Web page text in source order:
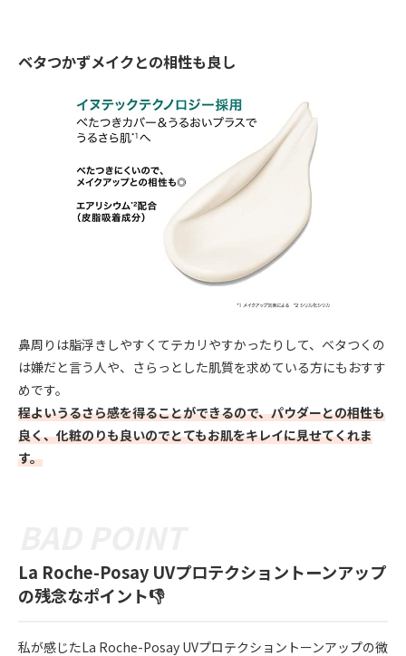
ベタつかずメイクとの相性も良し
鼻周りは脂浮きしやすくてテカリやすかったりして、ベタつくの
は嫌だと言う人や、さらっとした肌質を求めている方にもおすす
めです。
程よいうるさら感を得ることができるので、パウダーとの相性も
良く、化粧のりも良いのでとてもお肌をキレイに見せてくれま
す。
La Roche-Posay UVプロテクショントーンアップ
の残念なポイント👎
私が感じたLa Roche-Posay UVプロテクショントーンアップの微